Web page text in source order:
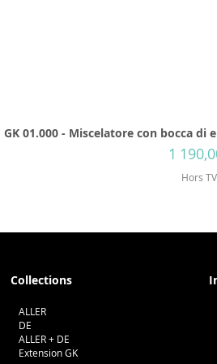
GK 01.000 - Miscelatore con bocca di
Prix
1
Hors
Collections
ALLER
DE
ALLER + DE
Extension GK